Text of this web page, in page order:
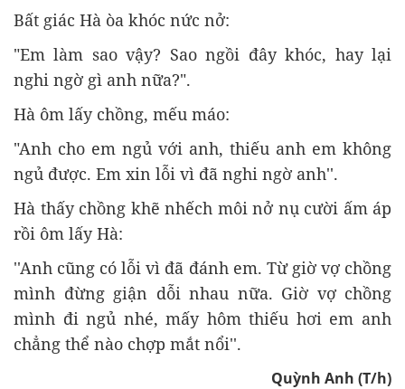
Bất giác Hà òa khóc nức nở:
"Em làm sao vậy? Sao ngồi đây khóc, hay lại
nghi ngờ gì anh nữa?".
Hà ôm lấy chồng, mếu máo:
"Anh cho em ngủ với anh, thiếu anh em không
ngủ được. Em xin lỗi vì đã nghi ngờ anh''.
Hà thấy chồng khẽ nhếch môi nở nụ cười ấm áp
rồi ôm lấy Hà:
''Anh cũng có lỗi vì đã đánh em. Từ giờ vợ chồng
mình đừng giận dỗi nhau nữa. Giờ vợ chồng
mình đi ngủ nhé, mấy hôm thiếu hơi em anh
chẳng thể nào chợp mắt nổi''.
Quỳnh Anh (T/h)